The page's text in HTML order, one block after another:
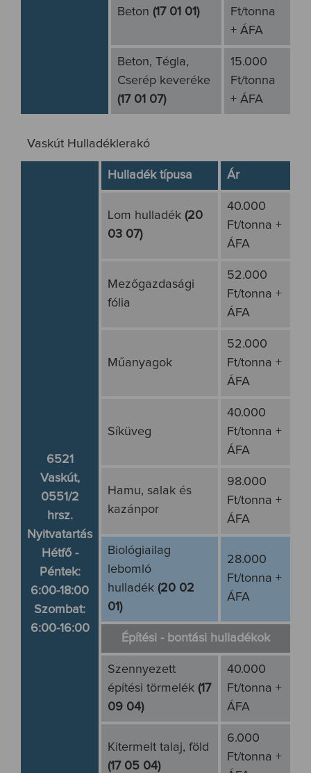
Beton (17 01 01)
Ft/tonna
+ ÁFA
Beton, Tégla,
Cserép keveréke
(17 01 07)
15.000
Ft/tonna
+ ÁFA
Vaskút Hulladéklerakó
6521
Vaskút,
0551/2
hrsz.
Nyitvatartás
Hétfő -
Péntek:
6:00-18:00
Szombat:
6:00-16:00
Hulladék típusa Ár
Lom hulladék (20
03 07)
40.000
Ft/tonna +
ÁFA
Mezőgazdasági
fólia
52.000
Ft/tonna +
ÁFA
Műanyagok
52.000
Ft/tonna +
ÁFA
Síküveg
40.000
Ft/tonna +
ÁFA
Hamu, salak és
kazánpor
98.000
Ft/tonna +
ÁFA
Biológiailag
lebomló
hulladék (20 02
01)
28.000
Ft/tonna +
ÁFA
Építési - bontási hulladékok
Szennyezett
építési törmelék (17
09 04)
40.000
Ft/tonna +
ÁFA
Kitermelt talaj, föld
(17 05 04)
6.000
Ft/tonna +